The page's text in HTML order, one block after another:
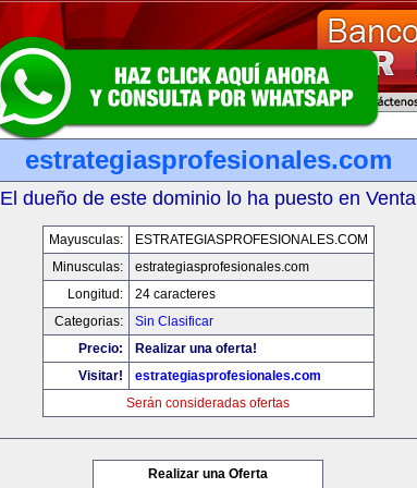
estrategiasprofesionales.com
El dueño de este dominio lo ha puesto en Venta
Mayusculas:
ESTRATEGIASPROFESIONALES.COM
Minusculas:
estrategiasprofesionales.com
Longitud:
24 caracteres
Categorias:
Sin Clasificar
Precio:
Realizar una oferta!
Visitar!
estrategiasprofesionales.com
Serán consideradas ofertas
Realizar una Oferta